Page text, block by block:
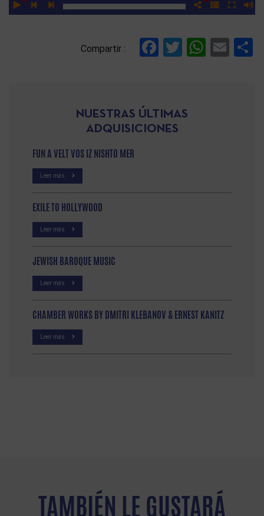
Compartir : Facebook
Twitter
NUESTRAS ÚLTIMAS
ADQUISICIONES
FUN A VELT VOS IZ NISHTO MER
Leer más
EXILE TO HOLLYWOOD
Leer más
JEWISH BAROQUE MUSIC
Leer más
CHAMBER WORKS BY DMITRI KLEBANOV & ERNEST KANITZ
Leer más
TAMBIÉN LE GUSTARÁ